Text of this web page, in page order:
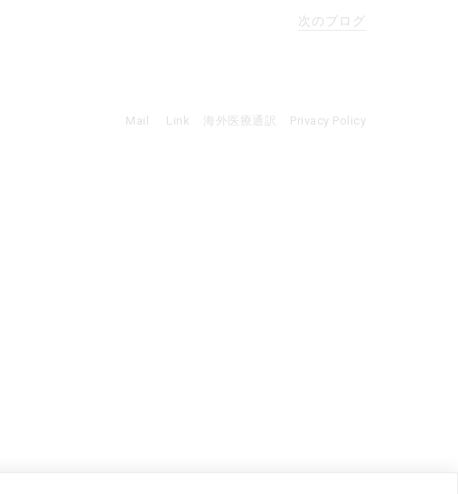
次のブログ
Mail Link 海外医療通訳 Privacy Policy